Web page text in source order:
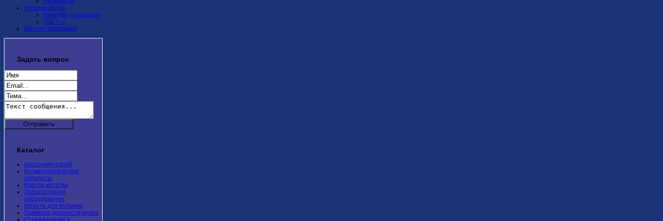
Наше качество
Качество продукции
ГОСТ-ы
Каталог продукции
Задать вопрос
Каталог
Инструментарий
Косметологические
аппараты
Кресла-каталки
Лабораторное
оборудование
Мебель для больниц
Приборы диагностические
Стерилизация и